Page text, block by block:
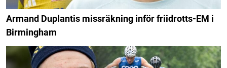
Armand Duplantis missräkning inför friidrotts-EM i
Birmingham